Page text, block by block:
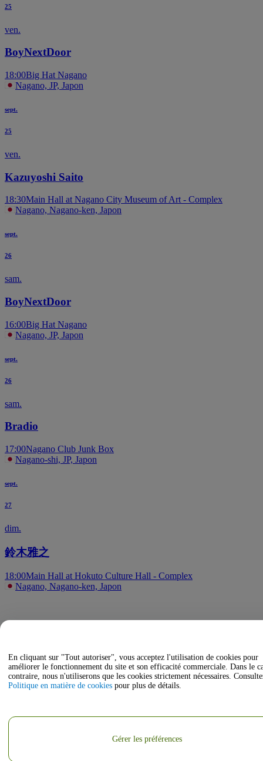
25
ven.
BoyNextDoor
18:00Big Hat Nagano
Nagano, JP, Japon
sept.
25
ven.
Kazuyoshi Saito
18:30Main Hall at Nagano City Museum of Art - Complex
Nagano, Nagano-ken, Japon
sept.
26
sam.
BoyNextDoor
16:00Big Hat Nagano
Nagano, JP, Japon
sept.
26
sam.
Bradio
17:00Nagano Club Junk Box
Nagano-shi, JP, Japon
sept.
27
dim.
鈴木雅之
18:00Main Hall at Hokuto Culture Hall - Complex
Nagano, Nagano-ken, Japon
En cliquant sur "Tout autoriser", vous acceptez l'utilisation de cookies pour
améliorer le fonctionnement du site et son efficacité commerciale. Dans le
contraire, nous n'utiliserons que les cookies strictement nécessaires.
Politique en matière de cookies pour plus de détails.
Gérer les préférences